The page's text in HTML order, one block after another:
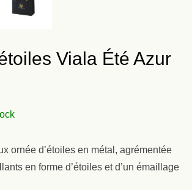
Viala Été Azur
ornée d’étoiles en métal, agrémentée
en forme d’étoiles et d’un émaillage